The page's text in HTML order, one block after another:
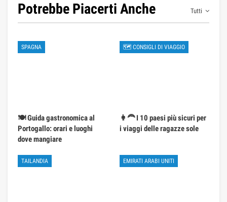
Tutti
Potrebbe Piacerti Anche
SPAGNA
🍽️ Guida gastronomica al
Portogallo: orari e luoghi
dove mangiare
🗺 CONSIGLI DI VIAGGIO
👩‍🦰 I 10 paesi più sicuri per
i viaggi delle ragazze sole
TAILANDIA EMIRATI ARABI UNITI